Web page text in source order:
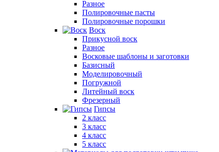
Разное
Полировочные пасты
Полировочные порошки
Воск
Прикусной воск
Разное
Восковые шаблоны и заготовки
Базисный
Моделировочный
Погружной
Литейный воск
Фрезерный
Гипсы
2 класс
3 класс
4 класс
5 класс